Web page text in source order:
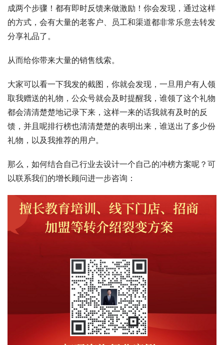
成两个步骤！都有即时反馈来做激励！你会发现，通过这样
的方式，会有大量的老客户、员工和渠道都非常乐意去转发
分享礼品了。
从而给你带来大量的销售线索。
大家可以看一下我发的截图，你就会发现，一旦用户有人领
取我赠送的礼物，公众号就会及时提醒我，谁领了这个礼物
都会清清楚楚地记录下来，这样一来的话我就有及时的反
馈，并且呢排行榜也清清楚楚的表明出来，谁送出了多少份
礼物，以及我推荐的用户。
那么，如何结合自己行业去设计一个自己的冲榜方案呢？可
以联系我们的增长顾问进一步咨询：